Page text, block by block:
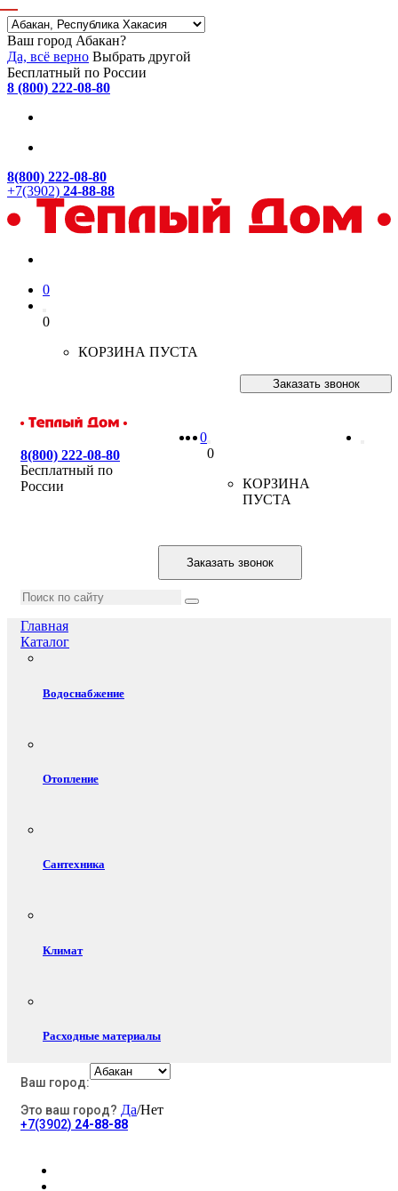
Ваш город Абакан?
Да, всё верно Выбрать другой
Бесплатный по России
8 (800) 222-08-80
8(800) 222-08-80
+7(3902) 24-88-88
0
0
КОРЗИНА ПУСТА
Заказать звонок
8(800) 222-08-80
Бесплатный по
России
0
0
КОРЗИНА
ПУСТА
Заказать звонок
Главная
Каталог
Водоснабжение
Отопление
Сантехника
Климат
Расходные материалы
Электротовары
Ваш город:
Это ваш город? Да/Нет
+7(3902) 24-88-88